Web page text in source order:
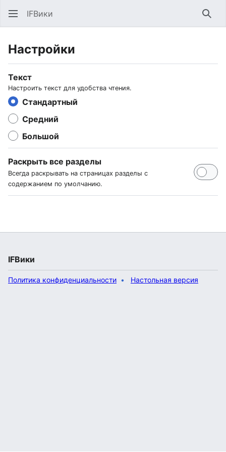
IFВики
Настройки
Текст
Настроить текст для удобства чтения.
Стандартный
Средний
Большой
Раскрыть все разделы
Всегда раскрывать на страницах разделы с
содержанием по умолчанию.
IFВики
Политика конфиденциальности Настольная версия